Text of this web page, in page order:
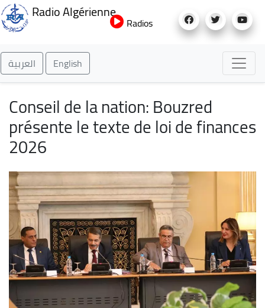
au
Radio Algérienne
Radios
العربية English
Conseil de la nation: Bouzred
présente le texte de loi de finances
2026